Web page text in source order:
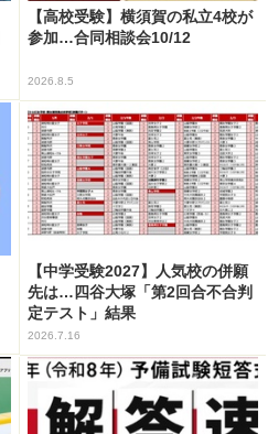
【高校受験】横須賀の私立4校が
参加…合同相談会10/12
2026.8.5
【中学受験2027】人気校の併願
先は…四谷大塚「第2回合不合判
定テスト」結果
2026.7.16